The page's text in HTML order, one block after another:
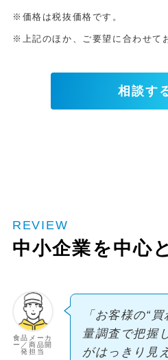
※価格は税抜価格です。
※上記のほか、ご要望に合わせて
相談す
REVIEW
中小企業を中心
食品メーカ
ー／商品開
発担当
「お客様の“
量調査で把握
がはっきり見